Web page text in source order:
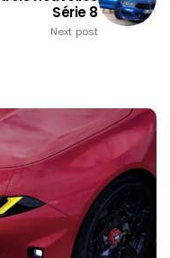
Série 8
Next post